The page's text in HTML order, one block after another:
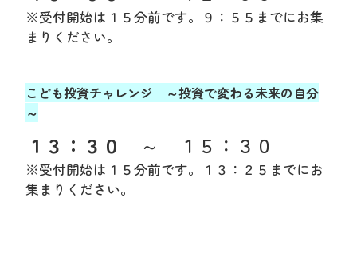
※受付開始は１５分前です。９：５５までにお集
まりください。
こども投資チャレンジ ～投資で変わる未来の自分
～
１３：３０ ～ １５：３０
※受付開始は１５分前です。１３：２５までにお
集まりください。